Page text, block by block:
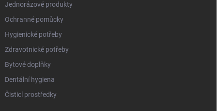
Jednorázové produkty
Ochranné pomůcky
Hygienické potřeby
Zdravotnické potřeby
Bytové doplňky
Dentální hygiena
Čisticí prostředky